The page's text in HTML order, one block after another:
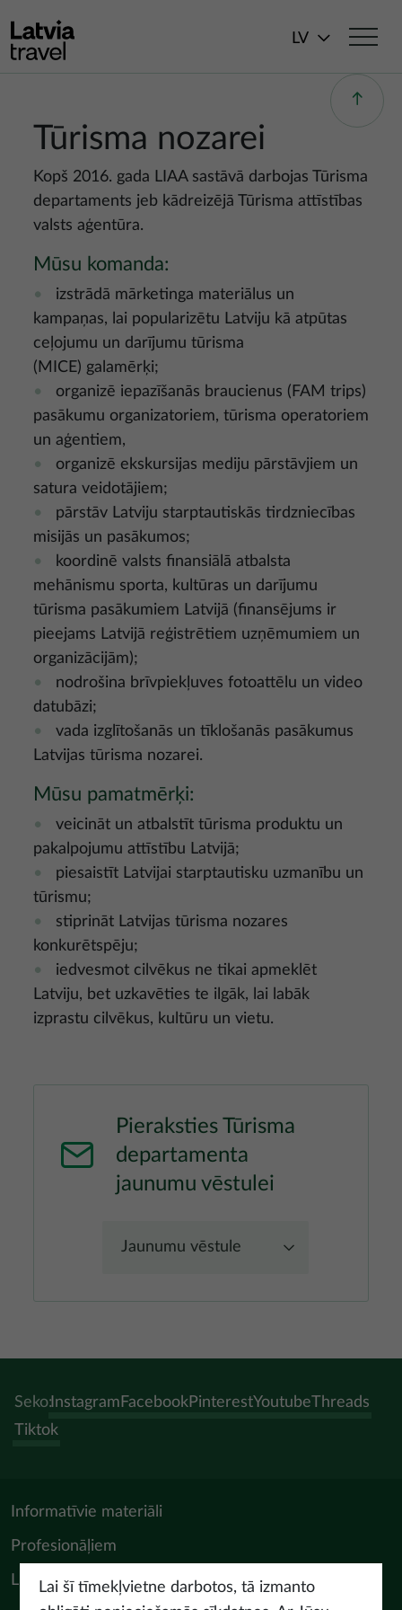
LV
Tūrisma nozarei
Kopš 2016. gada LIAA sastāvā darbojas Tūrisma
departaments jeb kādreizējā Tūrisma attīstības
valsts aģentūra.
Mūsu komanda:
izstrādā mārketinga materiālus un
kampaņas, lai popularizētu Latviju kā atpūtas
ceļojumu un darījumu tūrisma
(MICE) galamērķi;
organizē iepazīšanās braucienus (FAM trips)
pasākumu organizatoriem, tūrisma operatoriem
un aģentiem,
organizē ekskursijas mediju pārstāvjiem un
satura veidotājiem;
pārstāv Latviju starptautiskās tirdzniecības
misijās un pasākumos;
koordinē valsts finansiālā atbalsta
mehānismu sporta, kultūras un darījumu
tūrisma pasākumiem Latvijā (finansējums ir
pieejams Latvijā reģistrētiem uzņēmumiem un
organizācijām);
nodrošina brīvpiekļuves fotoattēlu un video
datubāzi;
vada izglītošanās un tīklošanās pasākumus
Latvijas tūrisma nozarei.
Mūsu pamatmērķi:
veicināt un atbalstīt tūrisma produktu un
pakalpojumu attīstību Latvijā;
piesaistīt Latvijai starptautisku uzmanību un
tūrismu;
stiprināt Latvijas tūrisma nozares
konkurētspēju;
iedvesmot cilvēkus ne tikai apmeklēt
Latviju, bet uzkavēties te ilgāk, lai labāk
izprastu cilvēkus, kultūru un vietu.
Pieraksties Tūrisma
departamenta
jaunumu vēstulei
Jaunumu vēstule
Seko:Instagram FacebookPinterestYoutubeThreads
Tiktok
Informatīvie materiāli
Profesionāļiem
LIAA Tūrisma departaments
Lai šī tīmekļvietne darbotos, tā izmanto